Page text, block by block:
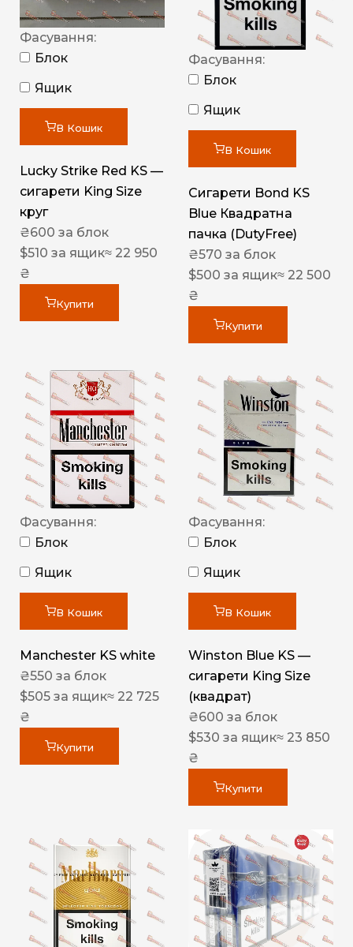
Фасування:
Блок
Ящик
В Кошик
Lucky Strike Red KS —
сигарети King Size
круг
₴600 за блок
$510 за ящик≈ 22 950
₴
Купити
Фасування:
Блок
Ящик
В Кошик
Сигарети Bond KS
Blue Квадратна
пачка (DutyFree)
₴570 за блок
$500 за ящик≈ 22 500
₴
Купити
Фасування:
Блок
Ящик
В Кошик
Manchester KS white
₴550 за блок
$505 за ящик≈ 22 725
₴
Купити
Фасування:
Блок
Ящик
В Кошик
Winston Blue KS —
сигарети King Size
(квадрат)
₴600 за блок
$530 за ящик≈ 23 850
₴
Купити